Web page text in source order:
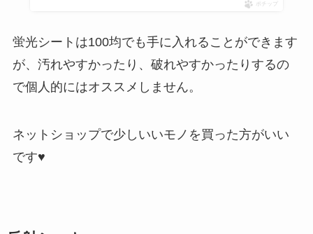
ポチップ
蛍光シートは100均でも手に入れることができます
が、汚れやすかったり、破れやすかったりするの
で個人的にはオススメしません。
ネットショップで少しいいモノを買った方がいい
です♥